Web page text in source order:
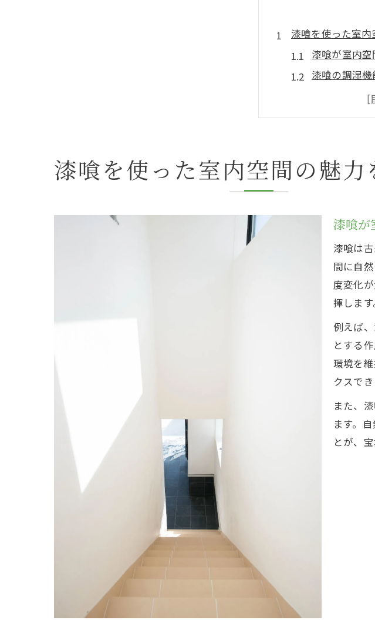
漆喰を使った室
漆喰が室内
漆喰の調湿
漆喰ならで
揮発性成分
快適な住まいへ
漆喰の弱アル
省エネ効果
漆喰の接着
自然素材の漆喰
自然素材漆
漆喰の安全
漆喰による
漆喰の自然
素材として
調湿や防カビに
漆喰の調湿
防カビ効果
漆喰を使った室内空間の魅力
漆喰が
漆喰は
間に自
度変化
揮します
例えば
とする
環境を
クスで
また、
ます。
とが、